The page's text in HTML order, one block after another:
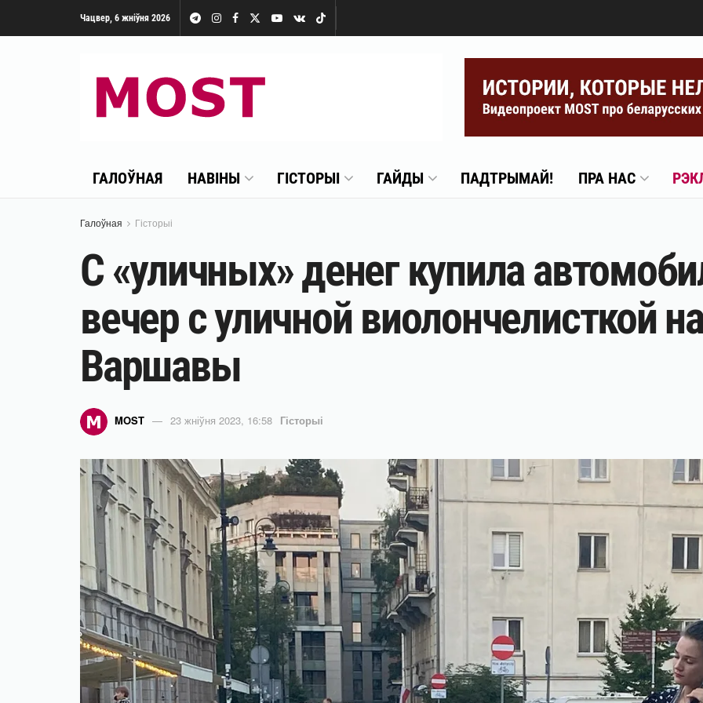
Чацвер, 6 жніўня 2026
ГАЛОЎНАЯ НАВІНЫ ГІСТОРЫІ ГАЙДЫ ПАДТРЫМАЙ! ПРА НАС
Галоўная Гісторыі
С «уличных» денег купила
вечер с уличной виолончелисткой
Варшавы
MOST 23 жніўня 2023, 16:58 Гісторыі